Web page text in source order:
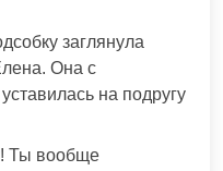
заглянула
Она с
на подругу
Ты вообще